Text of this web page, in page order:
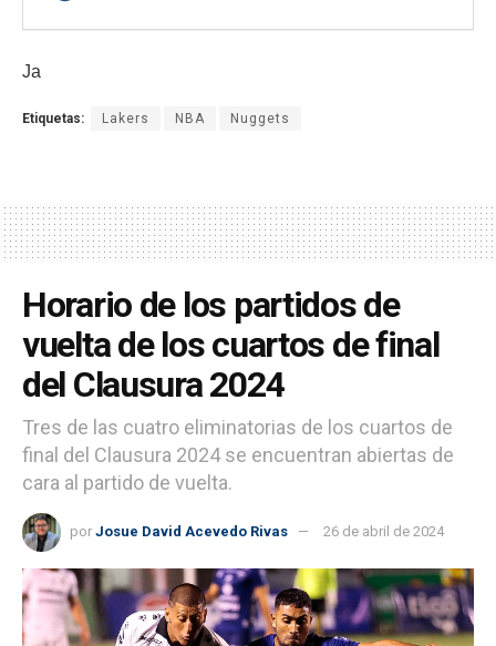
Ja
Etiquetas: Lakers NBA Nuggets
Horario de los partidos de
vuelta de los cuartos de final
del Clausura 2024
Tres de las cuatro eliminatorias de los cuartos de
final del Clausura 2024 se encuentran abiertas de
cara al partido de vuelta.
por Josue David Acevedo Rivas 26 de abril de 2024